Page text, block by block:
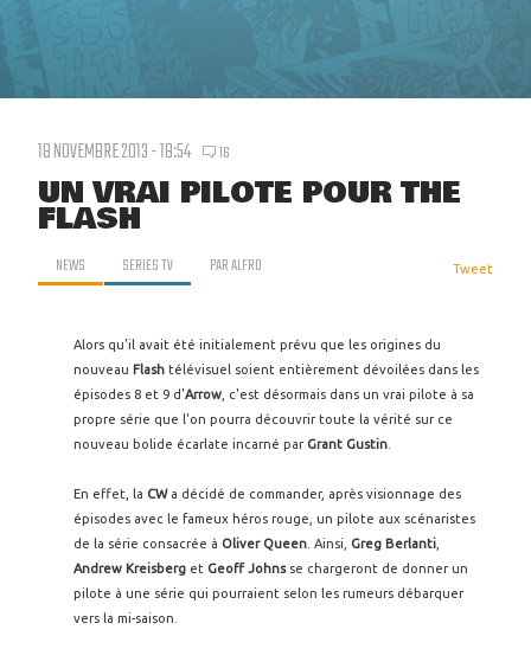
18 NOVEMBRE 2013 - 18:54 16
UN VRAI PILOTE POUR THE
FLASH
NEWS SERIES TV PARALFRO Tweet
Alors qu'il avait été initialement prévu que les origines du
nouveau Flash télévisuel soient entièrement dévoilées dans les
épisodes 8 et 9 d'Arrow , c'est désormais dans un vrai pilote à sa
propre série que l'on pourra découvrir toute la vérité sur ce
nouveau bolide écarlate incarné par Grant Gustin
En effet, la CWa décidé de commander, après visionnage des
épisodes avec le fameux héros rouge, un pilote aux scénaristes
de la série consacrée à Oliver Queen . Ainsi, Greg Berlanti
Andrew Kreisberg et Geoff Johnsse chargeront de donner un
pilote à une série qui pourraient selon les rumeurs débarquer
vers la mi-saison.